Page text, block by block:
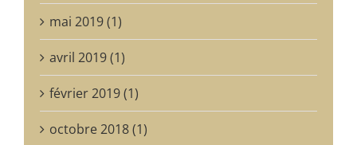
mai 2019 (1)
avril 2019 (1)
février 2019 (1)
octobre 2018 (1)